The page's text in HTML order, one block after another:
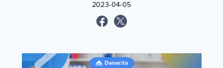
2023-04-05